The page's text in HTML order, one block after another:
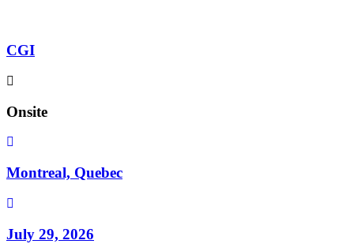
CGI
Onsite
Montreal, Quebec
July 29, 2026